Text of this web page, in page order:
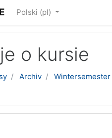
Polski ‎(pl)‎
o kursie
Archiv Wintersemester